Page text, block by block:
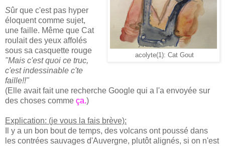
acolyte(1): Cat Gout
Sûr que c'est pas hyper
éloquent comme sujet,
une faille. Même que Cat
roulait des yeux affolés
sous sa casquette rouge
"Mais c'est quoi ce truc,
c'est indessinable c'te
faille!!"
(Elle avait fait une recherche Google qui a l'a envoyée sur
des choses comme ça.)
Explication: (je vous la fais brève):
Il y a un bon bout de temps, des volcans ont poussé dans
les contrées sauvages d'Auvergne, plutôt alignés, si on n'est